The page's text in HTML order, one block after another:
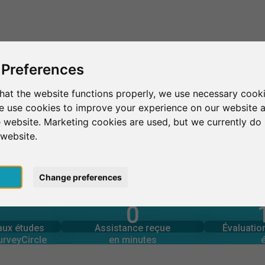
the website functions properly, we use necessary
use cookies to improve your experience on our website
website. Marketing cookies are used, but we currently
Change preferences
études
études 0
Assistance reçue
en minutes
0
Assistance fournie
en minutes